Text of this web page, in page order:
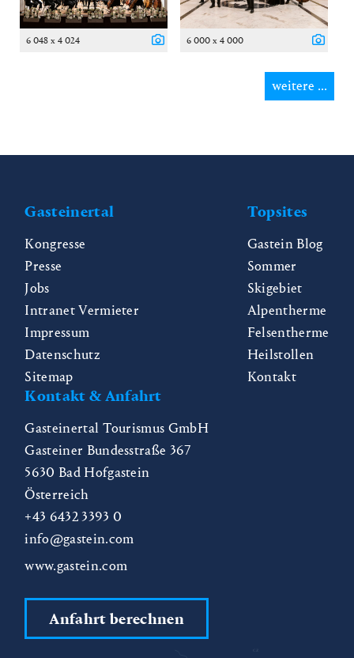
6 048 x 4 024 6 000 x 4 000
weitere ...
Gasteinertal
Kongresse
Presse
Jobs
Intranet Vermieter
Impressum
Datenschutz
Sitemap
Topsites
Gastein Blog
Sommer
Skigebiet
Alpentherme
Felsentherme
Heilstollen
Kontakt
Kontakt & Anfahrt
Gasteinertal Tourismus GmbH
Gasteiner Bundesstraße 367
5630 Bad Hofgastein
Österreich
+43 6432 3393 0
info@gastein.com
www.gastein.com
Anfahrt berechnen
CZ